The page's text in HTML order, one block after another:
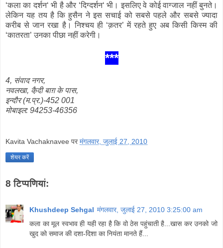
‘कला का दर्शन‘ भी है और ‘दिग्दर्शन‘ भी। इसलिए वे कोई वाग्जाल नहीं बुनते।
लेकिन यह तय है कि हुसैन ने इस सचाई को सबसे पहले और सबसे ज्यादा
करीब से जान रखा है। निश्चय ही ‘क़तर’ में रहते हुए अब किसी किस्म की
‘कातरता’ उनका पीछा नहीं करेगी।
***
4, संवाद नगर,
नवलखा, कै़दी बाग़ के पास,
इन्दौर (म.प्र.)-452 001
मोबाइल: 94253-46356
Kavita Vachaknavee परमंगलवार, जुलाई 27, 2010
शेयर करें
8 टिप्‍पणियां:
Khushdeep Sehgal मंगलवार, जुलाई 27, 2010 3:25:00 am
कला का मूल स्वभाव ही यही रहा है कि वो ठेस पहुंचाती है...खास कर उनको जो
खुद को समाज की दशा-दिशा का नियंता मानते हैं...